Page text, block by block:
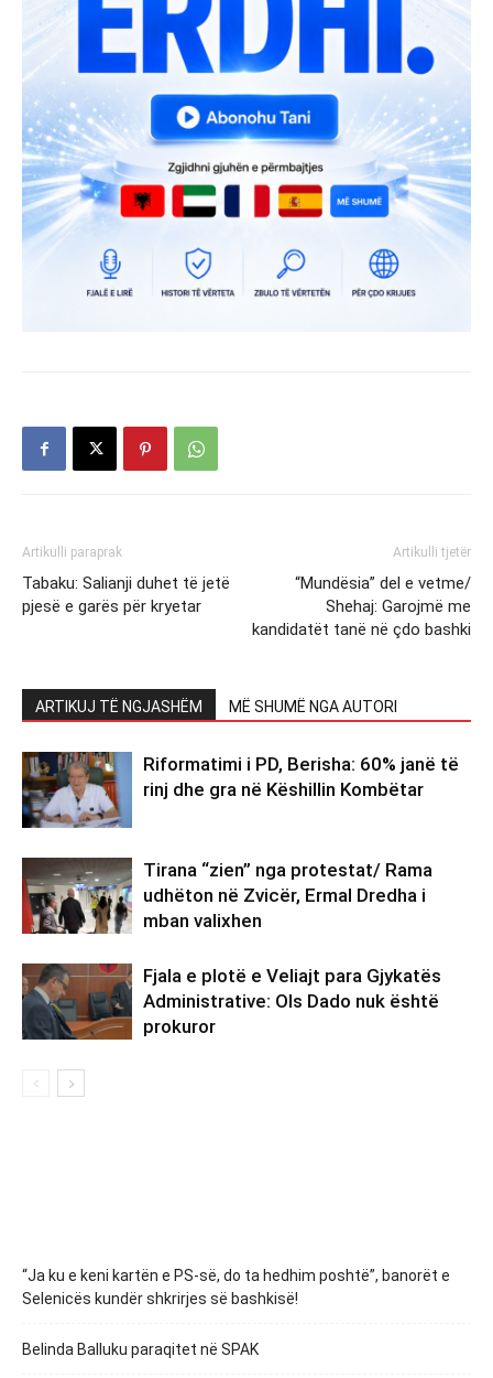
Artikulli paraprak
Tabaku: Salianji duhet të jetë
pjesë e garës për kryetar
Artikulli tjetër
“Mundësia” del e vetme/
Shehaj: Garojmë me
kandidatët tanë në çdo bashki
ARTIKUJ TË NGJASHËM MË SHUMË NGA AUTORI
Riformatimi i PD, Berisha: 60% janë të
rinj dhe gra në Këshillin Kombëtar
Tirana “zien” nga protestat/ Rama
udhëton në Zvicër, Ermal Dredha i
mban valixhen
Fjala e plotë e Veliajt para Gjykatës
Administrative: Ols Dado nuk është
prokuror
“Ja ku e keni kartën e PS-së, do ta hedhim poshtë”, banorët e
Selenicës kundër shkrirjes së bashkisë!
Belinda Balluku paraqitet në SPAK